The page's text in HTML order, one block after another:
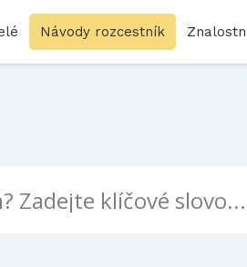
Návody rozcestník